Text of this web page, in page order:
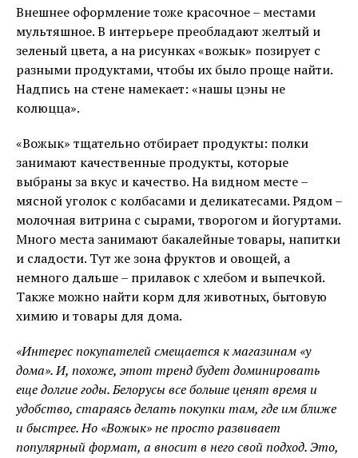
Внешнее оформление тоже красочное – местами
мультяшное. В интерьере преобладают желтый и
зеленый цвета, а на рисунках «вожык» позирует с
разными продуктами, чтобы их было проще найти.
Надпись на стене намекает: «нашы цэны не
колюцца».
«Вожык» тщательно отбирает продукты: полки
занимают качественные продукты, которые
выбраны за вкус и качество. На видном месте –
мясной уголок с колбасами и деликатесами. Рядом –
молочная витрина с сырами, творогом и йогуртами.
Много места занимают бакалейные товары, напитки
и сладости. Тут же зона фруктов и овощей, а
немного дальше – прилавок с хлебом и выпечкой.
Также можно найти корм для животных, бытовую
химию и товары для дома.
«Интерес покупателей смещается к магазинам «у
дома». И, похоже, этот тренд будет доминировать
еще долгие годы. Белорусы все больше ценят время и
удобство, стараясь делать покупки там, где им ближе
и быстрее. Но «Вожык» не просто развивает
популярный формат, а вносит в него свой подход. Это,